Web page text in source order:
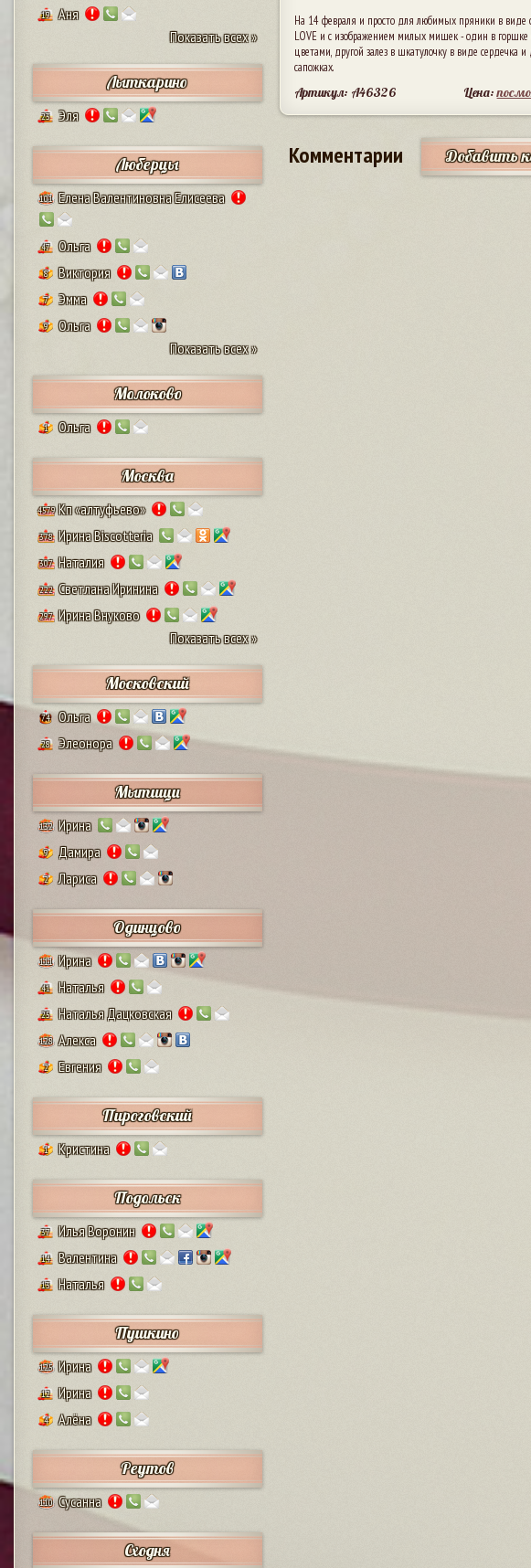
19
Аня
Показать всех »
Лыткарино
23 Эля
Люберцы
101 Елена Валентиновна Елисеева
47 Ольга
8 Виктория
7 Эмма
9
Ольга
Показать всех »
Молоково
1 Ольга
Москва
4579 Кп «алтуфьево»
378 Ирина Biscotteria
307 Наталия
222 Светлана Иринина
297 Ирина Внуково
Показать всех »
Московский
74 Ольга
28 Элеонора
Мытищи
132 Ирина
9 Дамира
2 Лариса
Одинцово
111 Ирина
41 Наталья
25 Наталья Дацковская
128 Алекса
2 Евгения
Пироговский
1 Кристина
Подольск
37 Илья Воронин
14 Валентина
13 Наталья
Пушкино
125 Ирина
12 Ирина
4 Алёна
Реутов
110 Сусанна
Сходня
На 14 февраля и просто для любимых пряники в виде
LOVE и с изображением милых мишек - один в горшке
цветами, другой залез в шкатулочку в виде сердечка и
сапожках.
Артикул: A46326 Цена:
Комментарии Добавить